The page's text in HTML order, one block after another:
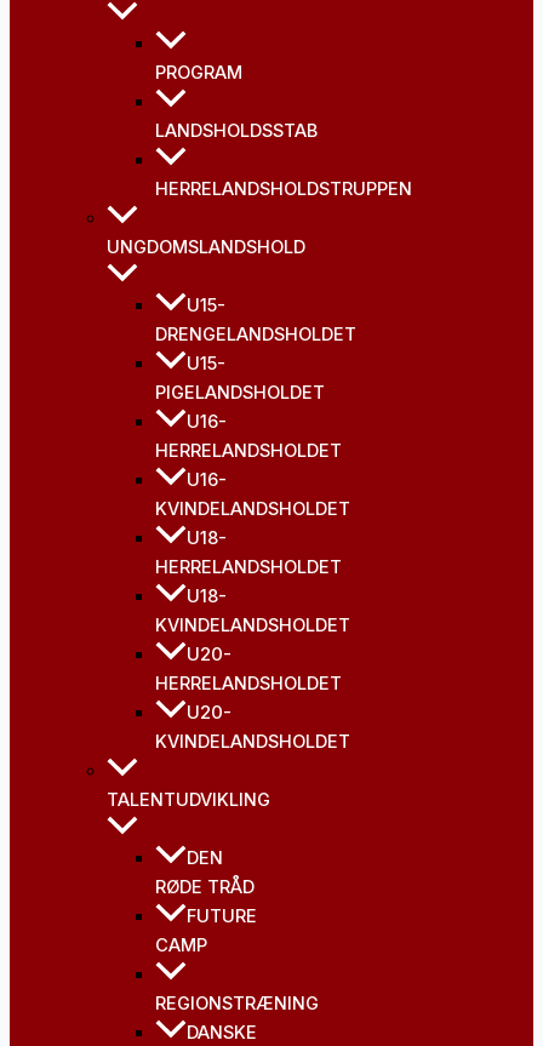
PROGRAM
LANDSHOLDSSTAB
HERRELANDSHOLDSTRUPPEN
UNGDOMSLANDSHOLD
U15-
DRENGELANDSHOLDET
U15-
PIGELANDSHOLDET
U16-
HERRELANDSHOLDET
U16-
KVINDELANDSHOLDET
U18-
HERRELANDSHOLDET
U18-
KVINDELANDSHOLDET
U20-
HERRELANDSHOLDET
U20-
KVINDELANDSHOLDET
TALENTUDVIKLING
DEN
RØDE TRÅD
FUTURE
CAMP
REGIONSTRÆNING
DANSKE